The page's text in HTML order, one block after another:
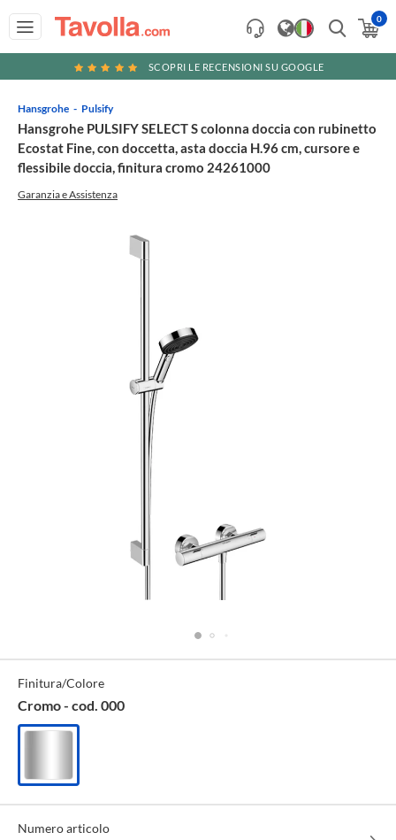
0
SCOPRI LE RECENSIONI SU GOOGLE
Hansgrohe Pulsify
Hansgrohe PULSIFY SELECT S colonna doccia con rubinetto
Ecostat Fine, con doccetta, asta doccia H.96 cm, cursore e
flessibile doccia, finitura cromo 24261000
Garanzia e Assistenza
Specifiche
Tecniche
Finitura/Colore
Cromo - cod. 000
Cromo
-
000
Numero articolo